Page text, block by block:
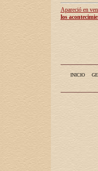
Apareció en
los
INICIO